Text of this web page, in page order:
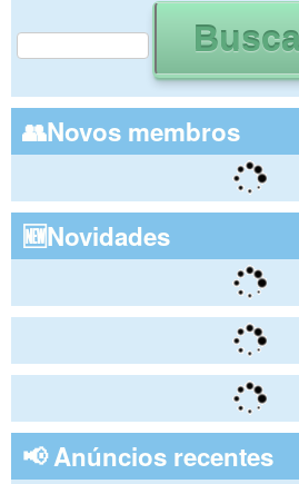
Formulário de busca
👥Novos membros
🆕Novidades
📢 Anúncios recentes